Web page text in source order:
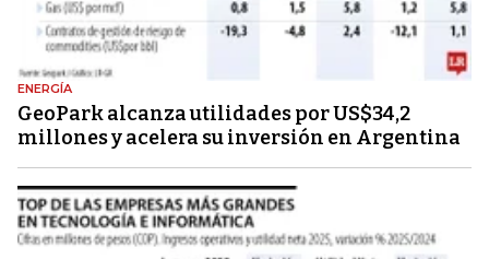
ENERGÍA
GeoPark alcanza utilidades por US$34,2
millones y acelera su inversión en Argentina